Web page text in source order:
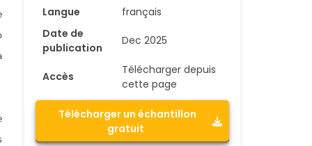
Langue
français
Date de
publication
Dec 2025
Accès
Télécharger depuis
cette page
Télécharger un échantillon
gratuit